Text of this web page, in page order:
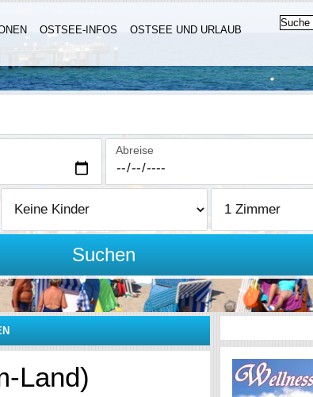
OSTSEE-INFOS
OSTSEE UND URLAUB
Abreise
Suchen
Land)